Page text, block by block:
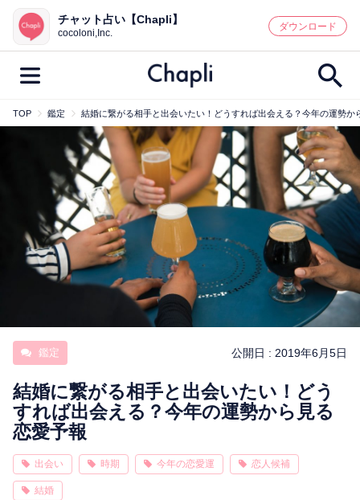
鑑定記事・占い師検索
最新記事一覧
人気記事一覧
カテゴリー別
鑑定 占い師 キャンペーン
キーワード別
恋の行方 時期
今週の運勢 彼氏 片思い 結婚
相性
チャット占い【Chapli】
cocoloni,Inc.
ダウンロード
TOP 鑑定 結婚に繋がる相手と出会いたい！どうすれば出会える？今年の運勢か
鑑定 公開日 : 2019年6月5日
結婚に繋がる相手と出会いたい！どう
すれば出会える？今年の運勢から見る
恋愛予報
出会い 時期 今年の恋愛運 恋人候補
結婚